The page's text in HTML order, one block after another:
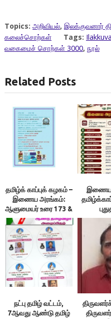
Topics: அறிவியல், இலக்குவனார்
கலைச்சொற்கள்
Tags:
வகைமைச் சொற்கள் 3000, நூல்
Related Posts
தமிழ்க் காப்புக் கழகம் –
இணைய அரங்கம்:
ஆளுமையர் உரை 173 &
174 ; நூலரங்கம்
இணைய
நட்பு தமிழ் வட்டம்,
7ஆவது ஆண்டு தமிழ்